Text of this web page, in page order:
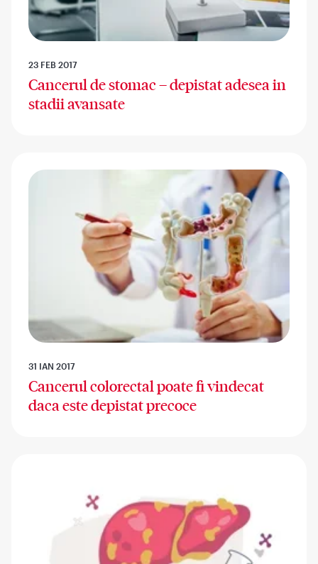
23 FEB 2017
Cancerul de stomac – depistat adesea in
stadii avansate
31 IAN 2017
Cancerul colorectal poate fi vindecat
daca este depistat precoce